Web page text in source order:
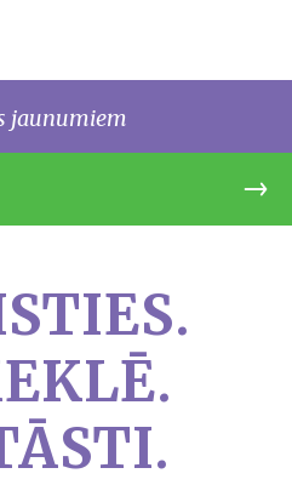
jaunumiem